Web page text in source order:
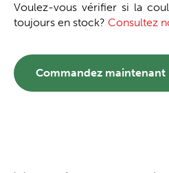
Voulez-vous vérifier si la
toujours en stock? Consultez
Commandez maintenant